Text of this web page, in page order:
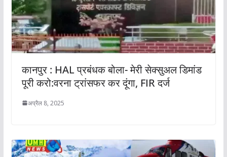
कानपुर : HAL प्रबंधक बोला- मेरी सेक्सुअल डिमांड
पूरी करो:वरना ट्रांसफर कर दूंगा, FIR दर्ज
अप्रैल 8, 2025